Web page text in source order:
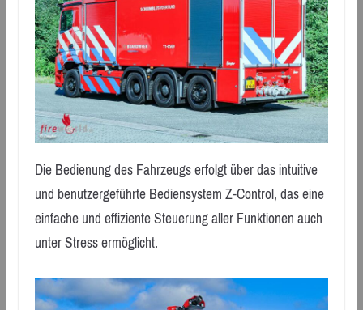
Die Bedienung des Fahrzeugs erfolgt über das intuitive
und benutzergeführte Bediensystem Z-Control, das eine
einfache und effiziente Steuerung aller Funktionen auch
unter Stress ermöglicht.